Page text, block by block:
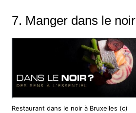
7. Manger dans le noir
Restaurant dans le noir à Bruxelles (c)